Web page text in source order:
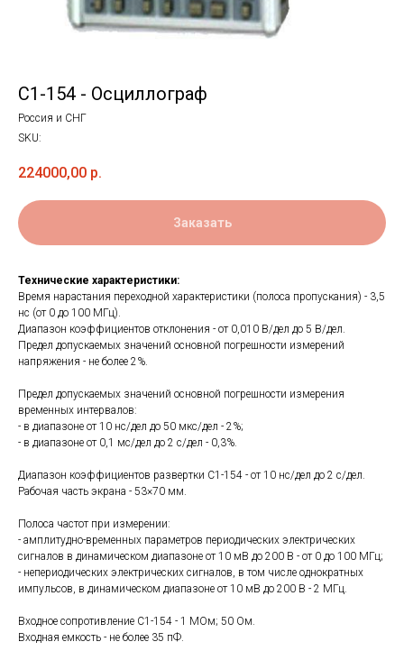
С1-154 - Осциллограф
Россия и СНГ
SKU:
224000,00 р.
Заказать
Технические характеристики:
Время нарастания переходной характеристики (полоса пропускания) - 3,5
нс (от 0 до 100 МГц).
Диапазон коэффициентов отклонения - от 0,010 В/дел до 5 В/дел.
Предел допускаемых значений основной погрешности измерений
напряжения - не более 2%.
Предел допускаемых значений основной погрешности измерения
временных интервалов:
- в диапазоне от 10 нс/дел до 50 мкс/дел - 2%;
- в диапазоне от 0,1 мс/дел до 2 с/дел - 0,3%.
Диапазон коэффициентов развертки С1-154 - от 10 нс/дел до 2 с/дел.
Рабочая часть экрана - 53×70 мм.
Полоса частот при измерении:
- амплитудно-временных параметров периодических электрических
сигналов в динамическом диапазоне от 10 мВ до 200 В - от 0 до 100 МГц;
- непериодических электрических сигналов, в том числе однократных
импульсов, в динамическом диапазоне от 10 мВ до 200 В - 2 МГц.
Входное сопротивление С1-154 - 1 МОм; 50 Ом.
Входная емкость - не более 35 пФ.